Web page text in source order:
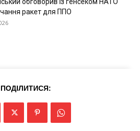
ракет для ППО
ПОДІЛИТИСЯ: